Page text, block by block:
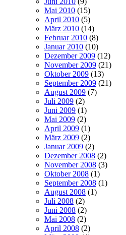
Mai 2010 (15)
April 2010 (5)
März 2010 (14)
Februar 2010 (8)
Januar 2010 (10)
Dezember 2009 (12)
November 2009 (21)
Oktober 2009 (13)
September 2009 (21)
August 2009 (7)
Juli 2009 (2)
Juni 2009 (1)
Mai 2009 (2)
April 2009 (1)
März 2009 (2)
Januar 2009 (2)
Dezember 2008 (2)
November 2008 (3)
Oktober 2008 (1)
September 2008 (1)
August 2008 (1)
Juli 2008 (2)
Juni 2008 (2)
Mai 2008 (2)
April 2008 (2)